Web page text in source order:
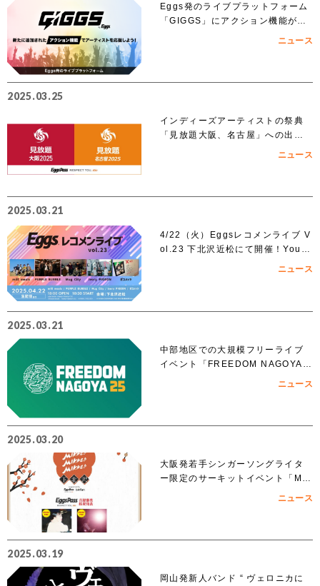
Eggs発のライブプラットフォーム
「GIGGS」にアクション機能が追
ニュース
2025.03.25
インディーズアーティストの祭典
「見放題大阪、名古屋」への出演
ニュース
2025.03.21
4/22（火）Eggsレコメンライブ V
ol.23 下北沢近松にて開催！YouT
ニュース
2025.03.21
中部地区での大規模フリーライブ
イベント「FREEDOM NAGOYA 2
ニュース
2025.03.20
大阪発若手シンガーソングライタ
ー限定のサーキットイベント「MIK
ニュース
2025.03.19
岡山発新人バンド “ ヴェロニカに